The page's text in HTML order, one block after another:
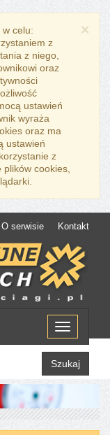
×
celu:
z
z niego,
oraz
ustawień
wyraża
oraz ma
ustawień
z
cookies,
O serwisie Kontakt
Menu
Szukaj